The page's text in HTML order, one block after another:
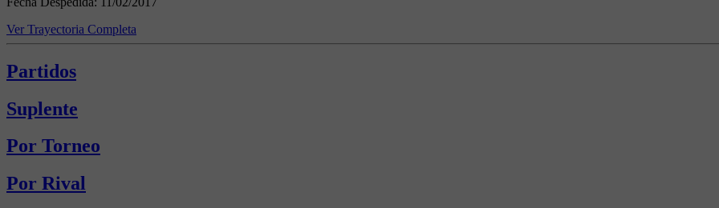
Ver Trayectoria Completa
Partidos
Suplente
Por Torneo
Por Rival